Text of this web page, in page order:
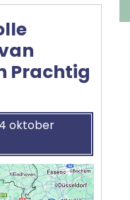
Prachtig
oktober